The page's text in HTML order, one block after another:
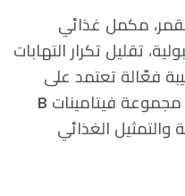
مكمل غذائي
تقليل تكرار التهابات
فعّالة تعتمد على
خلاصة التوت البري المركزة مع مجموعة فيتامينات B
الغذائي